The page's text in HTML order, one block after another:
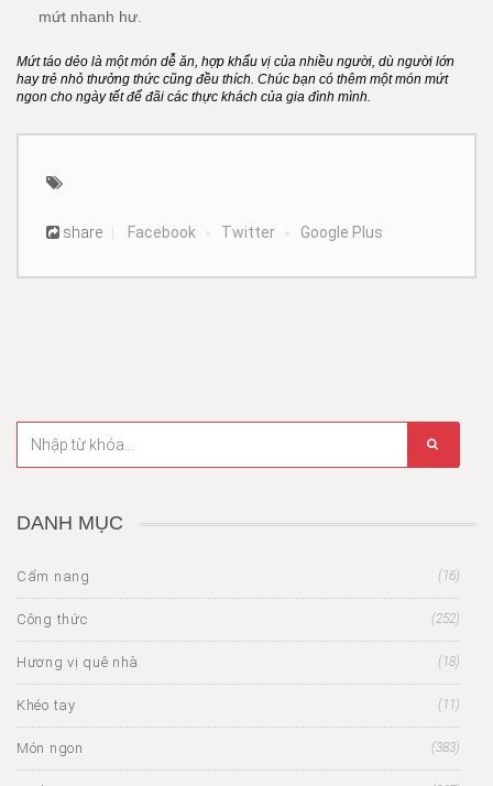
mứt nhanh hư.
Mứt táo dẻo là một món dễ ăn, hợp khẩu vị của nhiều người, dù người lớn
hay trẻ nhỏ thưởng thức cũng đều thích. Chúc bạn có thêm một món mứt
ngon cho ngày tết để đãi các thực khách của gia đình mình.
share Facebook Twitter Google Plus
DANH MỤC
Cẩm nang (16)
Công thức (252)
Hương vị quê nhà (18)
Khéo tay (11)
Món ngon (383)